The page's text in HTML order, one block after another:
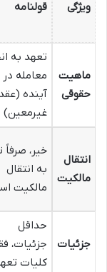
ویژگی قولنامه
ماهیت
حقوقی
تعهد به
معامله در
آینده (عقد
غیرمعین)
انتقال
مالکیت
خیر، صرفاً
به انتقال
مالکیت
جزئیات
حداقل
جزئیات،
کلیات